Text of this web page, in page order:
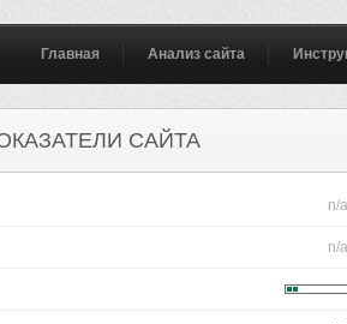
Главная Анализ сайта
САЙТА
n/a
n/a